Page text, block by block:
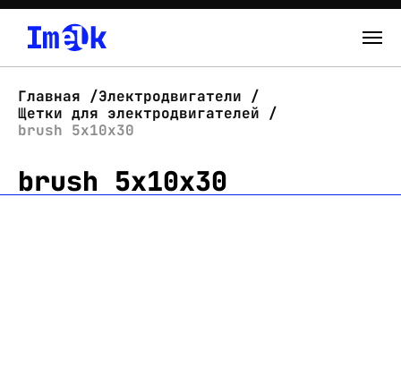
О нас
Новости
Главная
Электродвигатели
Щетки для электродвигателей
brush 5x10x30
brush 5x10x30